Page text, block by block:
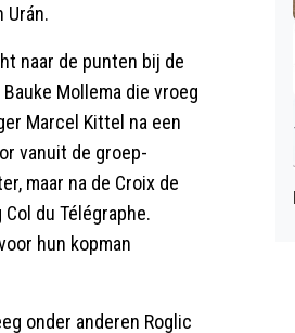
Urán.
naar de punten bij de
Mollema die vroeg
Marcel Kittel na een
vanuit de groep-
maar na de Croix de
du Télégraphe.
hun kopman
onder anderen Roglic